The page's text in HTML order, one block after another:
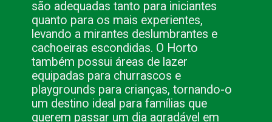
são adequadas tanto para iniciantes
quanto para os mais experientes,
levando a mirantes deslumbrantes e
cachoeiras escondidas. O Horto
também possui áreas de lazer
equipadas para churrascos e
playgrounds para crianças, tornando-o
um destino ideal para famílias que
querem passar um dia agradável em